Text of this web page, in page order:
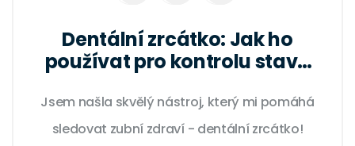
Dentální zrcátko: Jak ho
používat pro kontrolu stavu
Jsem našla skvělý nástroj, který mi pomáhá
sledovat zubní zdraví - dentální zrcátko!